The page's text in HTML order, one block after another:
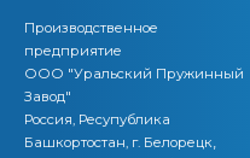
Производственное
предприятие
ООО "Уральский Пружинный
Завод"
Россия, Ресупублика
Башкортостан, г. Белорецк,